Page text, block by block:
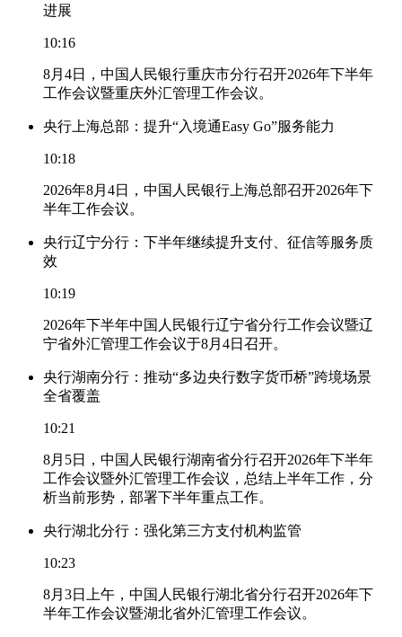
进展
10:16
8月4日，中国人民银行重庆市分行召开2026年下半年
工作会议暨重庆外汇管理工作会议。
央行上海总部：提升“入境通Easy Go”服务能力
10:18
2026年8月4日，中国人民银行上海总部召开2026年下
半年工作会议。
央行辽宁分行：下半年继续提升支付、征信等服务质
效
10:19
2026年下半年中国人民银行辽宁省分行工作会议暨辽
宁省外汇管理工作会议于8月4日召开。
央行湖南分行：推动“多边央行数字货币桥”跨境场景
全省覆盖
10:21
8月5日，中国人民银行湖南省分行召开2026年下半年
工作会议暨外汇管理工作会议，总结上半年工作，分
析当前形势，部署下半年重点工作。
央行湖北分行：强化第三方支付机构监管
10:23
8月3日上午，中国人民银行湖北省分行召开2026年下
半年工作会议暨湖北省外汇管理工作会议。